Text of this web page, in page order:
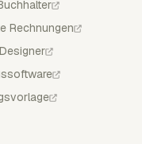
Rechnungen